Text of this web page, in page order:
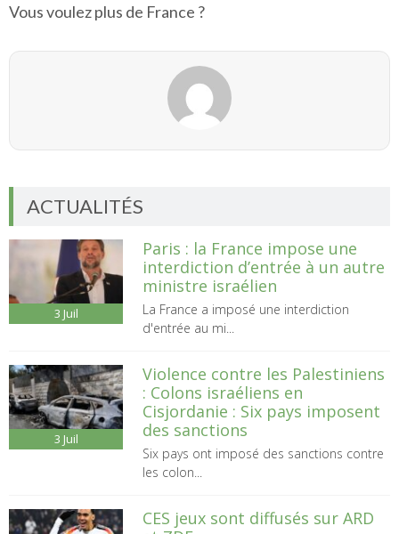
Vous voulez plus de France ?
ACTUALITÉS
3 Juil
Paris : la France impose une
interdiction d’entrée à un autre
ministre israélien
La France a imposé une interdiction
d'entrée au mi...
3 Juil
Violence contre les Palestiniens
: Colons israéliens en
Cisjordanie : Six pays imposent
des sanctions
Six pays ont imposé des sanctions contre
les colon...
CES jeux sont diffusés sur ARD